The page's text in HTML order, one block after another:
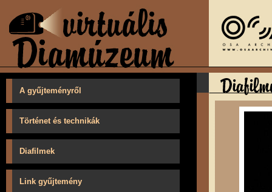
A gyűjteményről
Történet és technikák
Diafilmek
Link gyűjtemény